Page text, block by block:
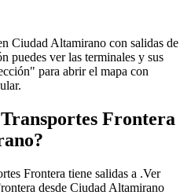
Ciudad Altamirano con salidas de
puedes ver las terminales y sus
para abrir el mapa con
Frontera
Frontera tiene salidas a .Ver
desde Ciudad Altamirano